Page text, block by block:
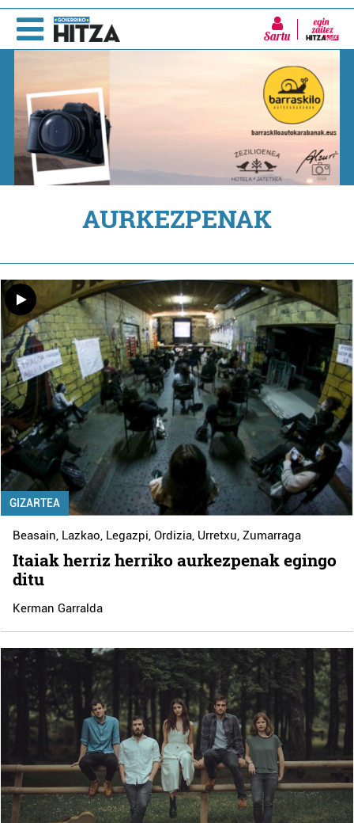
Sartu
AURKEZPENAK
GIZARTEA
Beasain, Lazkao, Legazpi,Ordizia, Urretxu,Zumarraga
Itaiak herriz herriko aurkezpenak egingo
ditu
Kerman Garralda